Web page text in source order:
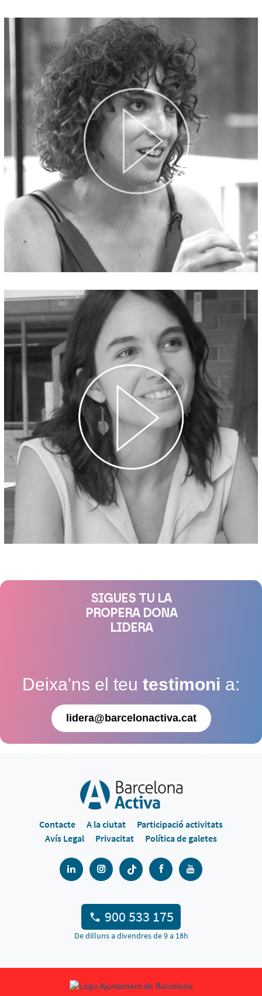
SIGUES TU LA
PROPERA DONA
LIDERA
Deixa'ns el teu testimoni a:
lidera@barcelonactiva.cat
Contacte A la ciutat
Participació activitats
Avís Legal
Privacitat Política de galetes
900 533 175
De dilluns a divendres de 9 a 18h